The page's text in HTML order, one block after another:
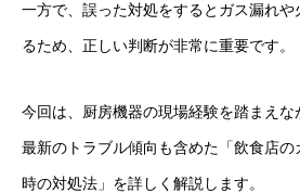
一方で、誤った対処をするとガス漏れ
るため、正しい判断が非常に重要です。
今回は、厨房機器の現場経験を踏まえ
最新のトラブル傾向も含めた「飲食店
時の対処法」を詳しく解説します。